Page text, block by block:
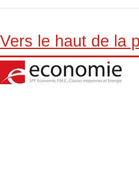
Vers le haut de la